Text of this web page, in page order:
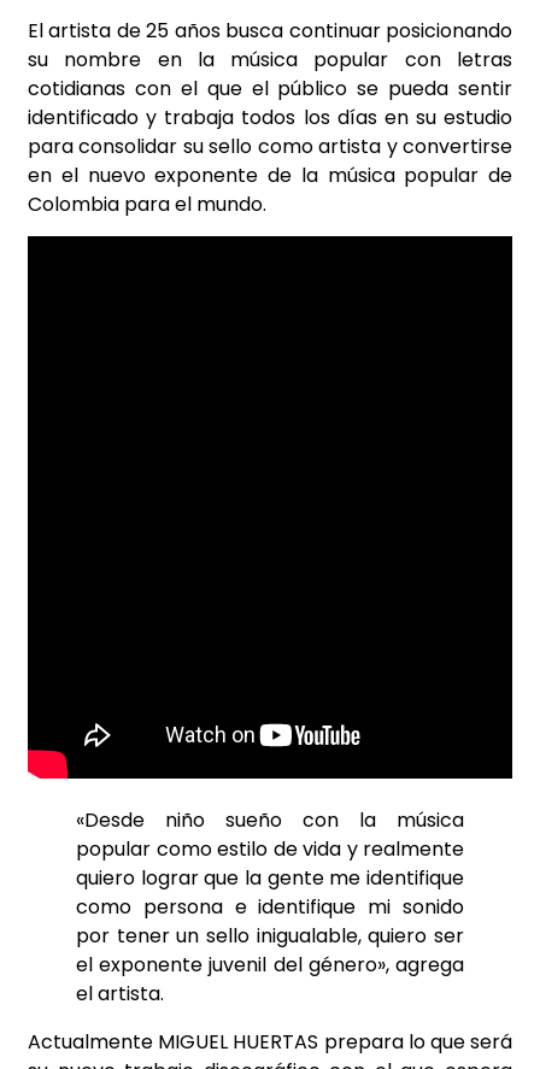
El artista de 25 años busca continuar posicionando
su nombre en la música popular con letras
cotidianas con el que el público se pueda sentir
identificado y trabaja todos los días en su estudio
para consolidar su sello como artista y convertirse
en el nuevo exponente de la música popular de
Colombia para el mundo.
«Desde niño sueño con la música
popular como estilo de vida y realmente
quiero lograr que la gente me identifique
como persona e identifique mi sonido
por tener un sello inigualable, quiero ser
el exponente juvenil del género», agrega
el artista.
Actualmente MIGUEL HUERTAS prepara lo que será